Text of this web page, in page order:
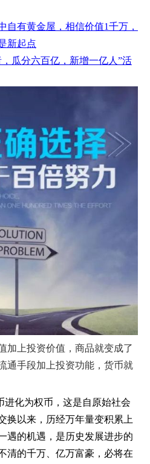
自有黄金屋，相信价值1千万，
新起点
瓜分六百亿，新增一亿人”活
加上投资价值，商品就变成了
通手段加上投资功能，货币就
进化为权币，这是自原始社会
换以来，历经万年量变积累上
遇的机遇，是历史发展进步的
清的千万、亿万富豪，必将在